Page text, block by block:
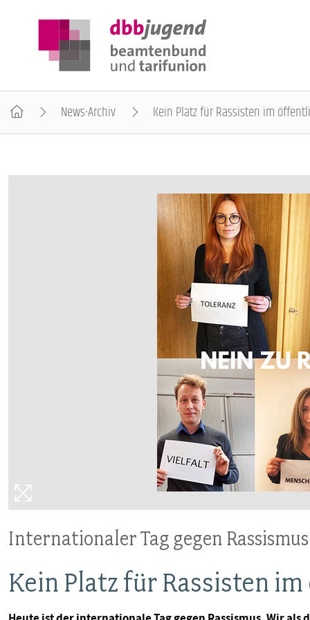
AUSBILDUNGSINFORMATIONEN
VERANSTALTUNGEN UND SEMINARE
MITGLIEDSCHAFT & SERVICE
News-Archiv Kein Platz für Rassisten im
Internationaler Tag gegen Rassismus
Kein Platz für Rassisten